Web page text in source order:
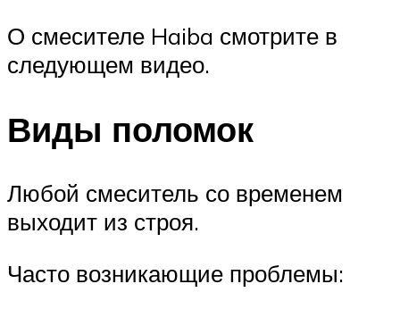
О смесителе Haiba смотрите в
следующем видео.
Виды поломок
Любой смеситель со временем
выходит из строя.
Часто возникающие проблемы: